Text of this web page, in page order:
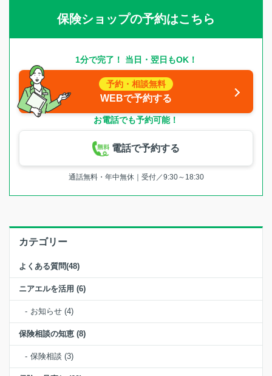
保険ショップの予約はこちら
1分で完了！ 当日・翌日もOK！
予約・相談無料
WEBで予約する
お電話でも予約可能！
電話で予約する
通話無料・年中無休｜受付／9:30～18:30
カテゴリー
よくある質問(48)
ニアエルを活用 (6)
お知らせ (4)
保険相談の知恵 (8)
保険相談 (3)